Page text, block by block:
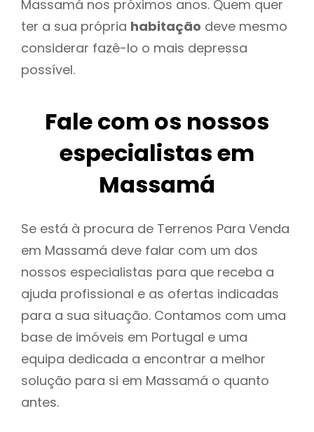
Massamá nos próximos anos. Quem quer
ter a sua própria habitação deve mesmo
considerar fazê-lo o mais depressa
possível.
Fale com os nossos
especialistas em
Massamá
Se está à procura de Terrenos Para Venda
em Massamá deve falar com um dos
nossos especialistas para que receba a
ajuda profissional e as ofertas indicadas
para a sua situação. Contamos com uma
base de imóveis em Portugal e uma
equipa dedicada a encontrar a melhor
solução para si em Massamá o quanto
antes.